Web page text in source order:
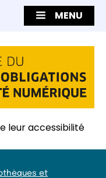
MENU
leur accessibilité
et